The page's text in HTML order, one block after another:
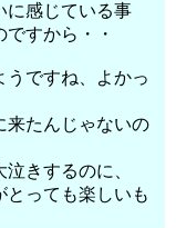
感じている事
すから・・
うですね、よかっ
来たんじゃないの
きするのに、
とっても楽しいも